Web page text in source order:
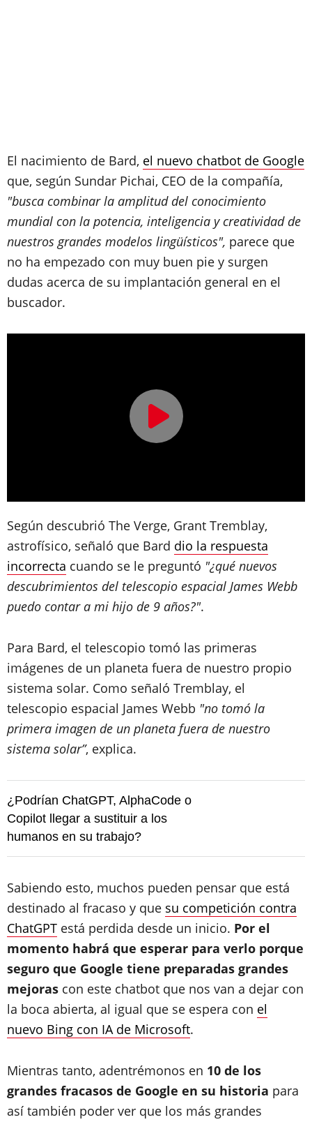
El nacimiento de Bard, el nuevo chatbot de Google
que, según Sundar Pichai, CEO de la compañía,
"busca combinar la amplitud del conocimiento
mundial con la potencia, inteligencia y creatividad de
nuestros grandes modelos lingüísticos", parece que
no ha empezado con muy buen pie y surgen
dudas acerca de su implantación general en el
buscador.
Según descubrió The Verge, Grant Tremblay,
astrofísico, señaló que Bard dio la respuesta
incorrecta cuando se le preguntó "¿qué nuevos
descubrimientos del telescopio espacial James Webb
puedo contar a mi hijo de 9 años?".
Para Bard, el telescopio tomó las primeras
imágenes de un planeta fuera de nuestro propio
sistema solar. Como señaló Tremblay, el
telescopio espacial James Webb "no tomó la
primera imagen de un planeta fuera de nuestro
sistema solar”, explica.
¿Podrían ChatGPT, AlphaCode o
Copilot llegar a sustituir a los
humanos en su trabajo?
Sabiendo esto, muchos pueden pensar que está
destinado al fracaso y que su competición contra
ChatGPT está perdida desde un inicio. Por el
momento habrá que esperar para verlo porque
seguro que Google tiene preparadas grandes
mejoras con este chatbot que nos van a dejar con
la boca abierta, al igual que se espera con el
nuevo Bing con IA de Microsoft.
Mientras tanto, adentrémonos en 10 de los
grandes fracasos de Google en su historia para
así también poder ver que los más grandes